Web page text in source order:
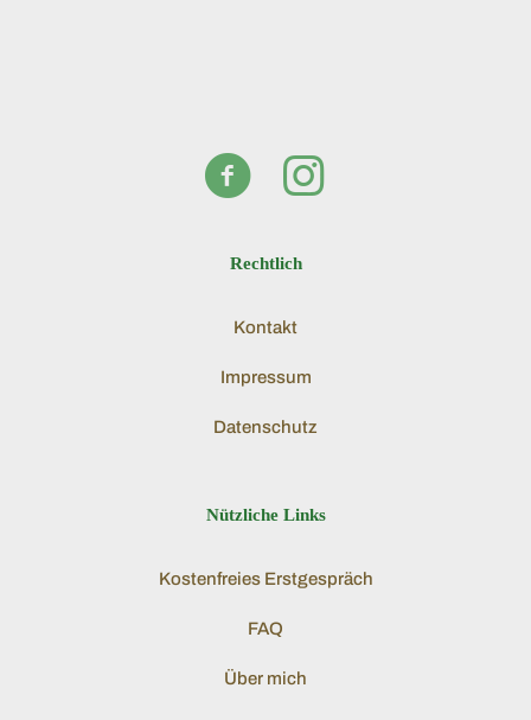
Rechtlich
Kontakt
Impressum
Datenschutz
Nützliche Links
Kostenfreies Erstgespräch
FAQ
Über mich